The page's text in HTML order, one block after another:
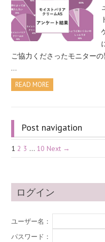
ご協力くださったモニター
…
READ MORE
Post navigation
1 2 3 … 10 Next →
ログイン
ユーザー名：
パスワード：